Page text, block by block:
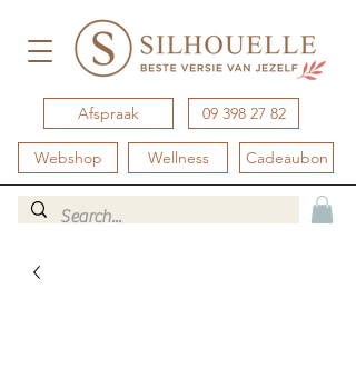
09 398 27 82
Afspraak
Webshop Wellness Cadeaubon